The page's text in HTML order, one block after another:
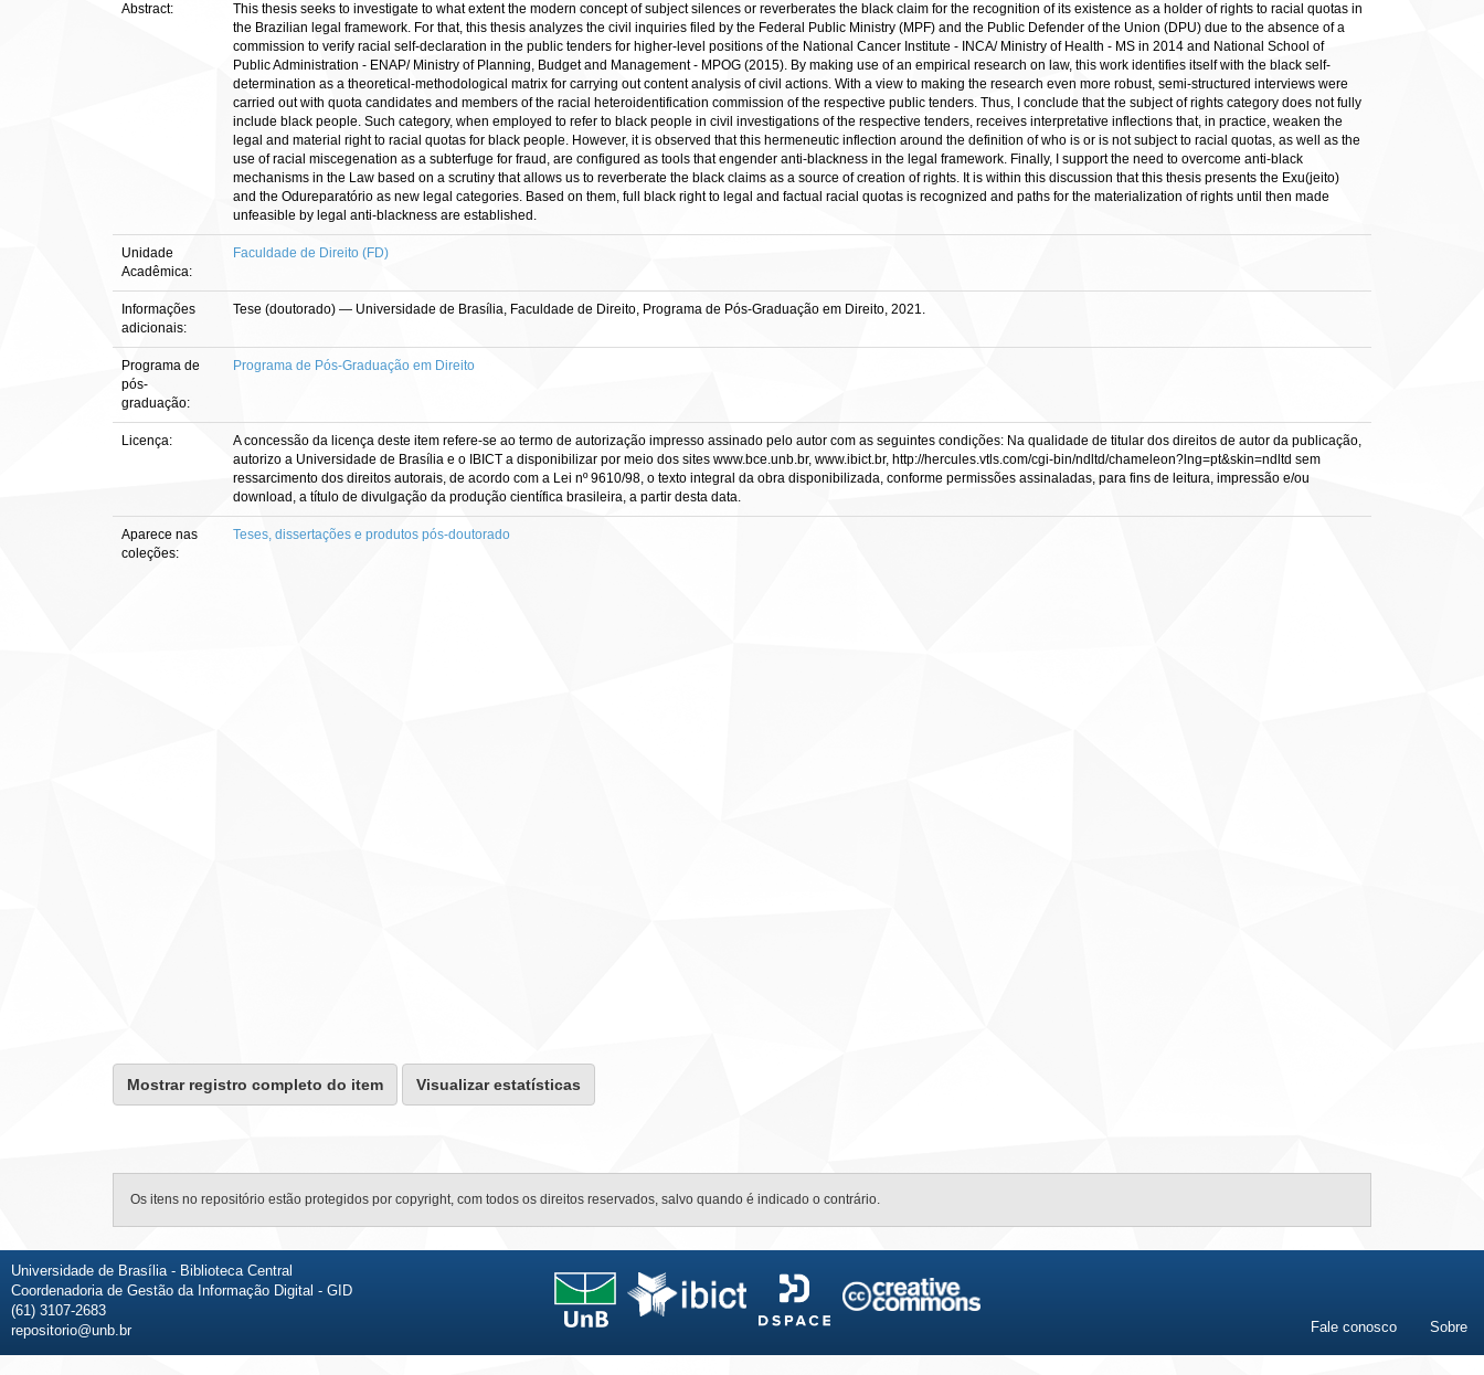
Abstract:
This thesis seeks to investigate to what extent the modern concept of subject silences or reverberates the black claim for the recognition of its existence as a holder of rights to racial quotas in
the Brazilian legal framework. For that, this thesis analyzes the civil inquiries filed by the Federal Public Ministry (MPF) and the Public Defender of the Union (DPU) due to the absence of a
commission to verify racial self-declaration in the public tenders for higher-level positions of the National Cancer Institute - INCA/ Ministry of Health - MS in 2014 and National School of
Public Administration - ENAP/ Ministry of Planning, Budget and Management - MPOG (2015). By making use of an empirical research on law, this work identifies itself with the black self-
determination as a theoretical-methodological matrix for carrying out content analysis of civil actions. With a view to making the research even more robust, semi-structured interviews were
carried out with quota candidates and members of the racial heteroidentification commission of the respective public tenders. Thus, I conclude that the subject of rights category does not fully
include black people. Such category, when employed to refer to black people in civil investigations of the respective tenders, receives interpretative inflections that, in practice, weaken the
legal and material right to racial quotas for black people. However, it is observed that this hermeneutic inflection around the definition of who is or is not subject to racial quotas, as well as the
use of racial miscegenation as a subterfuge for fraud, are configured as tools that engender anti-blackness in the legal framework. Finally, I support the need to overcome anti-black
mechanisms in the Law based on a scrutiny that allows us to reverberate the black claims as a source of creation of rights. It is within this discussion that this thesis presents the Exu(jeito)
and the Odureparatório as new legal categories. Based on them, full black right to legal and factual racial quotas is recognized and paths for the materialization of rights until then made
unfeasible by legal anti-blackness are established.
Unidade
Acadêmica:
Faculdade de Direito (FD)
Informações
adicionais:
Tese (doutorado) — Universidade de Brasília, Faculdade de Direito, Programa de Pós-Graduação em Direito, 2021.
Programa de
pós-
graduação:
Programa de Pós-Graduação em Direito
Licença:
A concessão da licença deste item refere-se ao termo de autorização impresso assinado pelo autor com as seguintes condições: Na qualidade de titular dos direitos de autor da publicação,
autorizo a Universidade de Brasília e o IBICT a disponibilizar por meio dos sites www.bce.unb.br, www.ibict.br, http://hercules.vtls.com/cgi-bin/ndltd/chameleon?lng=pt&skin=ndltd sem
ressarcimento dos direitos autorais, de acordo com a Lei nº 9610/98, o texto integral da obra disponibilizada, conforme permissões assinaladas, para fins de leitura, impressão e/ou
download, a título de divulgação da produção científica brasileira, a partir desta data.
Aparece nas
coleções:
Teses, dissertações e produtos pós-doutorado
Mostrar registro completo do item Visualizar estatísticas
Os itens no repositório estão protegidos por copyright, com todos os direitos reservados, salvo quando é indicado o contrário.
Universidade de Brasília - Biblioteca Central
Coordenadoria de Gestão da Informação Digital - GID
(61) 3107-2683
repositorio@unb.br
Fale conosco Sobre